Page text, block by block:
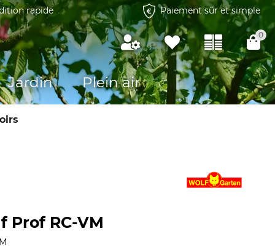
rapide Paiement sûr et simple
0
Jardin Plein air
Prof RC-VM